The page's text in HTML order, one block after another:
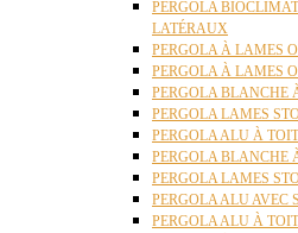
PERGOLA
LATÉRAUX
PERGOLA À LAMES
PERGOLA À LAMES
PERGOLA BLANCHE
PERGOLA LAMES
PERGOLA ALU À
PERGOLA BLANCHE
PERGOLA LAMES
PERGOLA ALU AVEC
PERGOLA ALU À